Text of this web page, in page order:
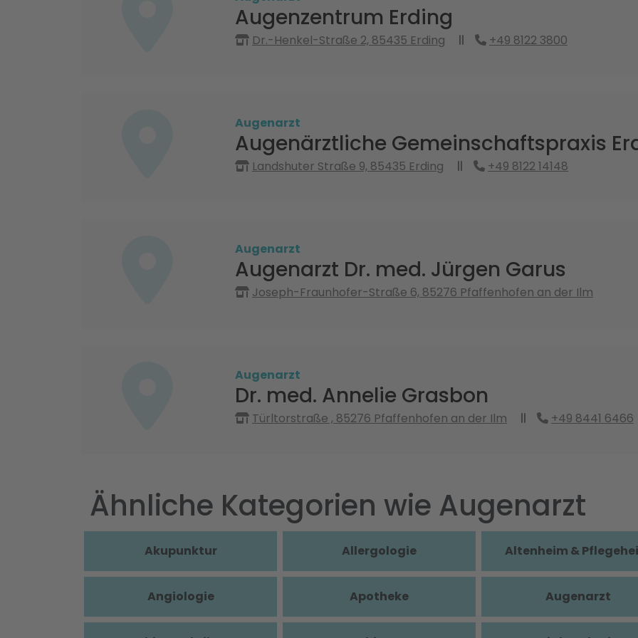
Augenzentrum Erding
Dr.-Henkel-Straße 2, 85435 Erding +49 8122 3800
Augenarzt
Augenärztliche Gemeinschaftspraxis
Landshuter Straße 9, 85435 Erding +49 8122 14148
Augenarzt
Augenarzt Dr. med. Jürgen Garus
Joseph-Fraunhofer-Straße 6, 85276 Pfaffenhofen an der Ilm
Augenarzt
Dr. med. Annelie Grasbon
Türltorstraße , 85276 Pfaffenhofen an der Ilm +49 8441 6466
Ähnliche Kategorien wie Augenarzt
Akupunktur Allergologie Altenheim &
Angiologie Apotheke Augenarzt